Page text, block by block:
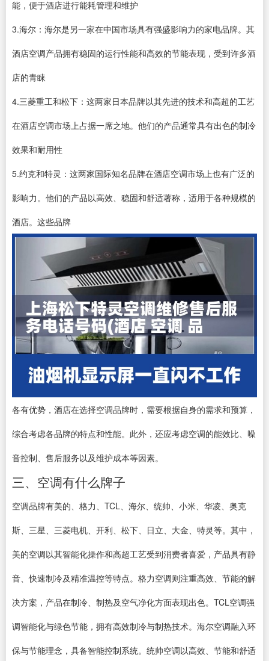
能，便于酒店进行能耗管理和维护
3.海尔：海尔是另一家在中国市场具有强盛影响力的家电品牌。其
酒店空调产品拥有稳固的运行性能和高效的节能表现，受到许多酒
店的青睐
4.三菱重工和松下：这两家日本品牌以其先进的技术和高超的工艺
在酒店空调市场上占据一席之地。他们的产品通常具有出色的制冷
效果和耐用性
5.约克和特灵：这两家国际知名品牌在酒店空调市场上也有广泛的
影响力。他们的产品以高效、稳固和舒适著称，适用于各种规模的
酒店。这些品牌
各有优势，酒店在选择空调品牌时，需要根据自身的需求和预算，
综合考虑各品牌的特点和性能。此外，还应考虑空调的能效比、噪
音控制、售后服务以及维护成本等因素。
三、空调有什么牌子
空调品牌有美的、格力、TCL、海尔、统帅、小米、华凌、奥克
斯、三星、三菱电机、开利、松下、日立、大金、特灵等。其中，
美的空调以其智能化操作和高超工艺受到消费者喜爱，产品具有静
音、快速制冷及精准温控等特点。格力空调则注重高效、节能的解
决方案，产品在制冷、制热及空气净化方面表现出色。TCL空调强
调智能化与绿色节能，拥有高效制冷与制热技术。海尔空调融入环
保与节能理念，具备智能控制系统。统帅空调以高效、节能和舒适